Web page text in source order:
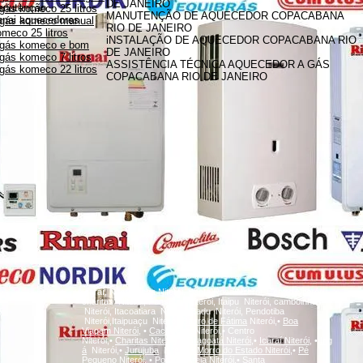
komeco 25 litros
komeco manual
25 litros
komeco e bom
komeco 7 litros
komeco 22 litros
DE JANEIRO
MANUTENÇÃO DE AQUECEDOR COPACABANA
RIO DE JANEIRO
iNSTALAÇÃO DE AQUECEDOR COPACABANA RIO
DE JANEIRO
ASSISTÊNCIA TÉCNICA AQUECEDOR A GÁS
COPACABANA RIO DE JANEIRO
aquecedores
Icaraí, Niterói, ingaNiterói, Santa Rosa Niterói, Centro Niterói,
charitas Niterói, Fonseca Niterói, Itaipu Niterói, camboinhas
Niterói, Itacoatiara Niterói, Badu Niterói, Pendotiba
Niterói,Itaipuaçu Niterói,
Bairro de Fátima Niterói,• Boa
Viagem Niterói, • Cachoeiras
Niterói,• Centro
Niterói,• Charitas Niterói, Gragoatá Niterói, • IcaraíNiterói, •
Ing
á Niterói,• Jurujuba Niterói,• Morro do Estado Niterói, • Pé
Pequeno Niterói,• Ponta d'AreiaNiterói, • Santa